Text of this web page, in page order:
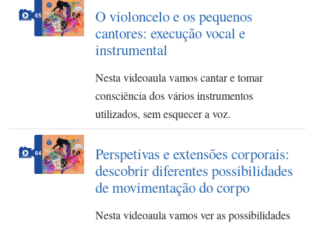
O violoncelo e os pequenos
cantores: execução vocal e
instrumental
Nesta videoaula vamos cantar e tomar
consciência dos vários instrumentos
utilizados, sem esquecer a voz.
Perspetivas e extensões corporais:
descobrir diferentes possibilidades
de movimentação do corpo
Nesta videoaula vamos ver as possibilidades